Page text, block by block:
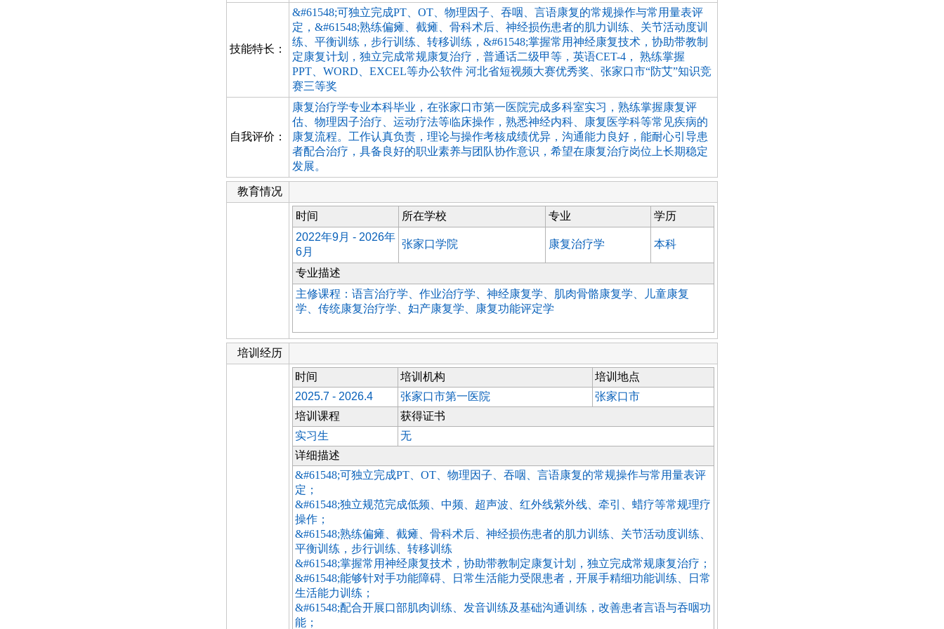
技能特长：
&#61548;可独立完成PT、OT、物理因子、吞咽、言语康复的常规操作与常用量表评
定，&#61548;熟练偏瘫、截瘫、骨科术后、神经损伤患者的肌力训练、关节活动度训
练、平衡训练，步行训练、转移训练，&#61548;掌握常用神经康复技术，协助带教制
定康复计划，独立完成常规康复治疗，普通话二级甲等，英语CET-4， 熟练掌握
PPT、WORD、EXCEL等办公软件 河北省短视频大赛优秀奖、张家口市“防艾”知识竞
赛三等奖
自我评价：
康复治疗学专业本科毕业，在张家口市第一医院完成多科室实习，熟练掌握康复评
估、物理因子治疗、运动疗法等临床操作，熟悉神经内科、康复医学科等常见疾病的
康复流程。工作认真负责，理论与操作考核成绩优异，沟通能力良好，能耐心引导患
者配合治疗，具备良好的职业素养与团队协作意识，希望在康复治疗岗位上长期稳定
发展。
教育情况
时间 所在学校 专业
学历
2022年9月 - 2026年
6月
张家口学院 康复治疗学 本科
专业描述
主修课程：语言治疗学、作业治疗学、神经康复学、肌肉骨骼康复学、儿童康复
学、传统康复治疗学、妇产康复学、康复功能评定学
培训经历
时间
培训机构
培训地点
2025.7 - 2026.4
张家口市第一医院
张家口市
培训课程
获得证书
实习生
无
详细描述
&#61548;可独立完成PT、OT、物理因子、吞咽、言语康复的常规操作与常用量表评
定；
&#61548;独立规范完成低频、中频、超声波、红外线紫外线、牵引、蜡疗等常规理疗
操作；
&#61548;熟练偏瘫、截瘫、骨科术后、神经损伤患者的肌力训练、关节活动度训练、
平衡训练，步行训练、转移训练
&#61548;掌握常用神经康复技术，协助带教制定康复计划，独立完成常规康复治疗；
&#61548;能够针对手功能障碍、日常生活能力受限患者，开展手精细功能训练、日常
生活能力训练；
&#61548;配合开展口部肌肉训练、发音训练及基础沟通训练，改善患者言语与吞咽功
能；